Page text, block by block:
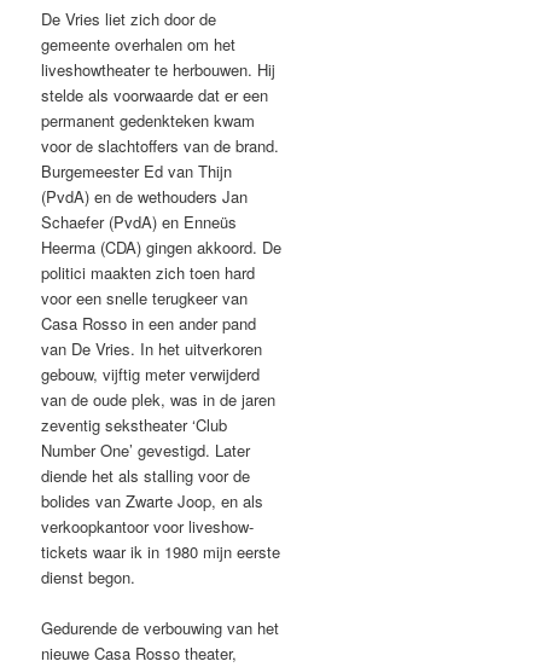
De Vries liet zich door de
gemeente overhalen om het
liveshowtheater te herbouwen. Hij
stelde als voorwaarde dat er een
permanent gedenkteken kwam
voor de slachtoffers van de brand.
Burgemeester Ed van Thijn
(PvdA) en de wethouders Jan
Schaefer (PvdA) en Enneüs
Heerma (CDA) gingen akkoord. De
politici maakten zich toen hard
voor een snelle terugkeer van
Casa Rosso in een ander pand
van De Vries. In het uitverkoren
gebouw, vijftig meter verwijderd
van de oude plek, was in de jaren
zeventig sekstheater ‘Club
Number One’ gevestigd. Later
diende het als stalling voor de
bolides van Zwarte Joop, en als
verkoopkantoor voor liveshow-
tickets waar ik in 1980 mijn eerste
dienst begon.
Gedurende de verbouwing van het
nieuwe Casa Rosso theater,